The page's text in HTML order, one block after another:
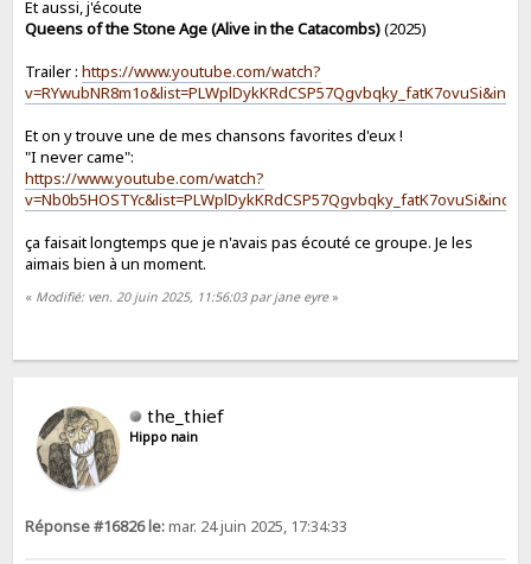
Et aussi, j'écoute
Queens of the Stone Age (Alive in the Catacombs)(2025)
Trailer :https://www.youtube.com/watch?
Et on y trouve une de mes chansons favorites d'eux !
"I never came":
https://www.youtube.com/watch?
ça faisait longtemps que je n'avais pas écouté ce groupe. Je les
aimais bien à un moment.
« Modifié: ven. 20 juin 2025, 11:56:03 par jane eyre»
the_thief
Hippo nain
Réponse #16826 le:mar. 24 juin 2025, 17:34:33